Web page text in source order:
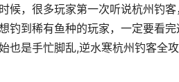
候，很多玩家第一次听说杭州钓
钓到稀有鱼种的玩家，一定要看
也是手忙脚乱,逆水寒杭州钓客全